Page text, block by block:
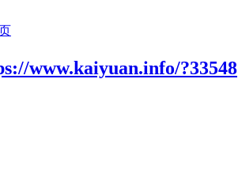
www.kaiyuan.info/?33548